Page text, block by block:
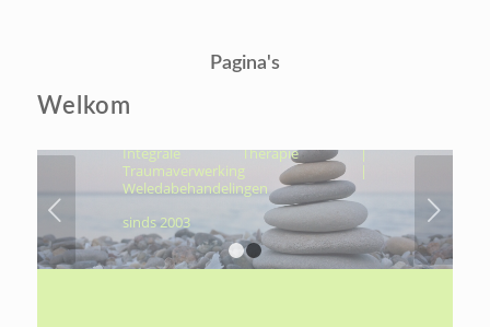
Pagina's
Welkom
ÉCHT NAAR JOUW
KERN, OM VOLUIT TE
LEVEN
Integrale Therapie |
Traumaverwerking |
Weledabehandelingen
sinds 2003
Volgende
1 2